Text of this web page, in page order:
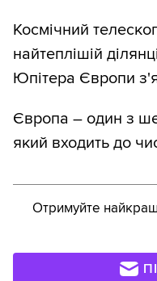
Космічний
найтеплішій
Юпітера Європи
Європа – один з
який входить до
Отримуйте